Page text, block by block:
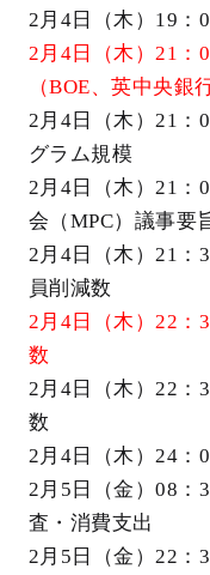
2月4日（木）19：
2月4日（木）21：
（BOE、英中央銀
2月4日（木）21：
グラム規模
2月4日（木）21：
会（MPC）議事要
2月4日（木）21：
員削減数
2月4日（木）22：
数
2月4日（木）22：
数
2月4日（木）24：
2月5日（金）08：
査・消費支出
2月5日（金）22：